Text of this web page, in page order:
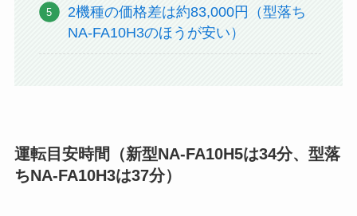
2機種の価格差は約83,000円（型落ち
NA-FA10H3のほうが安い）
運転目安時間（新型NA-FA10H5は34分、型落
ちNA-FA10H3は37分）